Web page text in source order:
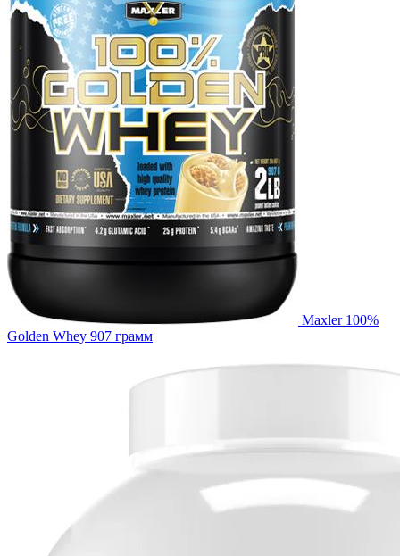
Maxler 100%
Golden Whey 907 грамм